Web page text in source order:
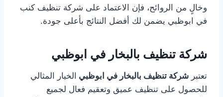
وخالٍ من الروائح، فإن الاعتماد على شركة تنظيف كنب
في ابوظبي يضمن لك أفضل النتائج بأعلى جودة.
شركة تنظيف بالبخار في ابوظبي
تعتبر شركة تنظيف بالبخار في ابوظبي الخيار المثالي
للحصول على تنظيف عميق وتعقيم فعال لجميع